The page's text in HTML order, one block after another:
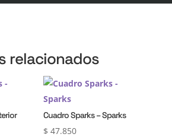
relacionados
Cuadro Sparks – Sparks
$ 47.850